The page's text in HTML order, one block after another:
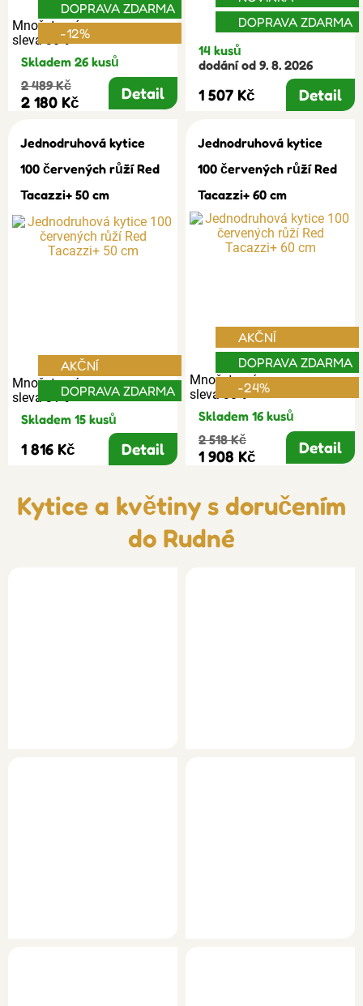
Množstevní
sleva 30%
DOPRAVA ZDARMA
-12%
Skladem 26 kusů
2 489 Kč
2 180 Kč Detail
DOPRAVA ZDARMA
14 kusů
dodání od 9. 8. 2026
1 507 Kč Detail
Jednodruhová kytice
100 červených růží Red
Tacazzi+ 50 cm
Množstevní
sleva 31%
AKČNÍ
DOPRAVA ZDARMA
Skladem 15 kusů
1 816 Kč Detail
Jednodruhová kytice
100 červených růží Red
Tacazzi+ 60 cm
Množstevní
sleva 30%
AKČNÍ
DOPRAVA ZDARMA
-24%
Skladem 16 kusů
2 518 Kč
1 908 Kč Detail
Kytice a květiny s doručením
do Rudné